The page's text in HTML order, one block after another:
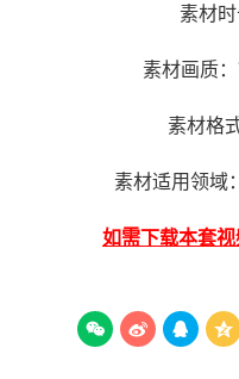
素材
素材画质
素材格
素材适用领域
如需下载本套
   